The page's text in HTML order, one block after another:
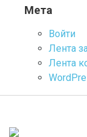
Мета
Войти
Лента
Лента